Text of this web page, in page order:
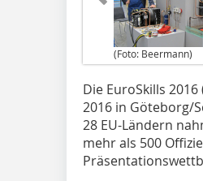
(Foto: Beermann)
Die EuroSkills
2016 in Göteborg/
28 EU-Ländern
mehr als 500